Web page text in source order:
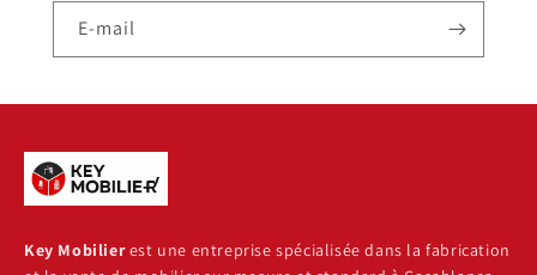
E-mail
Key Mobilierest une entreprise spécialisée dans la fabrication